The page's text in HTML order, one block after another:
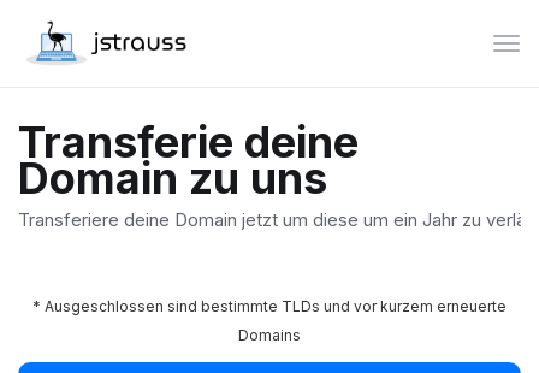
Transferie deine
Domain zu uns
Transferiere deine Domain jetzt um diese um ein Jahr zu
* Ausgeschlossen sind bestimmte TLDs und vor kurzem erneuerte
Domains